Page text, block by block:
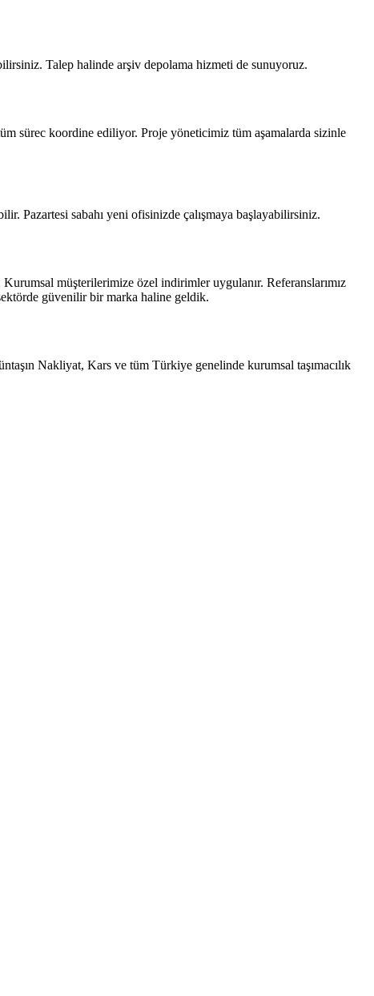
Talep halinde arşiv depolama hizmeti de sunuyoruz.
sürec koordine ediliyor. Proje yöneticimiz tüm aşamalarda sizinle
Pazartesi sabahı yeni ofisinizde çalışmaya başlayabilirsiniz.
müşterilerimize özel indirimler uygulanır. Referanslarımız
güvenilir bir marka haline geldik.
Nakliyat, Kars ve tüm Türkiye genelinde kurumsal taşımacılık